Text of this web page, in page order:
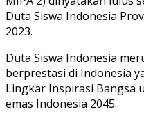
Duta Siswa Indonesia
2023.
Duta Siswa Indonesia
berprestasi di Indonesia
Lingkar Inspirasi Bangsa
emas Indonesia 2045.